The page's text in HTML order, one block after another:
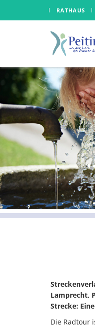
RATHAUS
Lamprecht,
Strecke:
Die Radtour